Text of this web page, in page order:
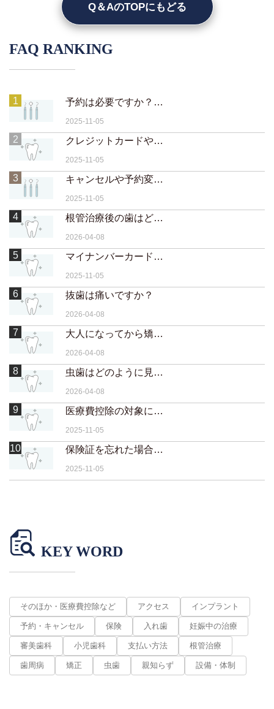
Q＆AのTOPにもどる
FAQ RANKING
1 予約は必要ですか？当日予約や急患対応は可能ですか？
2025-11-05
2 クレジットカードや電子マネーは使えますか？
2025-11-05
3 キャンセルや予約変更はいつまでに連絡すればいいですか？
2025-11-05
4 根管治療後の歯はどのくらい持ちますか？
2026-04-08
5 マイナンバーカードの保険証でも取り扱えますか？
2025-11-05
6 抜歯は痛いですか？
2026-04-08
7 大人になってから矯正するメリットは？
2026-04-08
8 虫歯はどのように見つけられますか？
2026-04-08
9 医療費控除の対象になりますか？
2025-11-05
10 保険証を忘れた場合はどうなりますか？
2025-11-05
KEY WORD
そのほか・医療費控除など アクセス インプラント
予約・キャンセル 保険 入れ歯 妊娠中の治療
審美歯科 小児歯科 支払い方法 根管治療
歯周病 矯正 虫歯 親知らず 設備・体制